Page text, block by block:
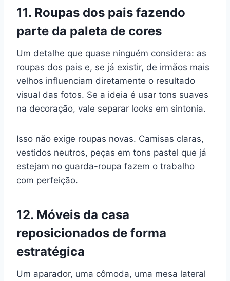
11. Roupas dos pais fazendo
parte da paleta de cores
Um detalhe que quase ninguém considera: as
roupas dos pais e, se já existir, de irmãos mais
velhos influenciam diretamente o resultado
visual das fotos. Se a ideia é usar tons suaves
na decoração, vale separar looks em sintonia.
Isso não exige roupas novas. Camisas claras,
vestidos neutros, peças em tons pastel que já
estejam no guarda-roupa fazem o trabalho
com perfeição.
12. Móveis da casa
reposicionados de forma
estratégica
Um aparador, uma cômoda, uma mesa lateral